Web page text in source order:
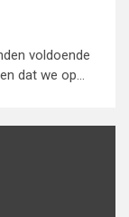
voldoende
dat we op...